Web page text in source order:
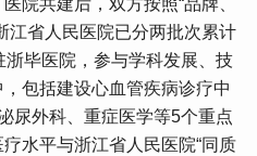
共建后，双方按照“品牌、
江省人民医院已分两批次累计
毕医院，参与学科发展、技
包括建设心血管疾病诊疗中
尿外科、重症医学等5个重点
水平与浙江省人民医院“同质